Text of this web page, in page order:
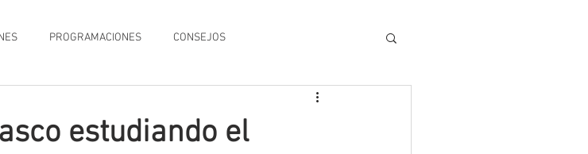
PROGRAMACIONES CONSEJOS
INTERINOS
estudiando el